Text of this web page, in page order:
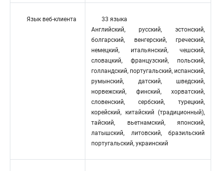
Язык веб-клиента
33 языка
Английский, русский, эстонский,
болгарский, венгерский, греческий,
немецкий, итальянский, чешский,
словацкий, французский, польский,
голландский, португальский, испанский,
румынский, датский, шведский,
норвежский, финский, хорватский,
словенский, сербский, турецкий,
корейский, китайский (традиционный),
тайский, вьетнамский, японский,
латышский, литовский, бразильский
португальский, украинский